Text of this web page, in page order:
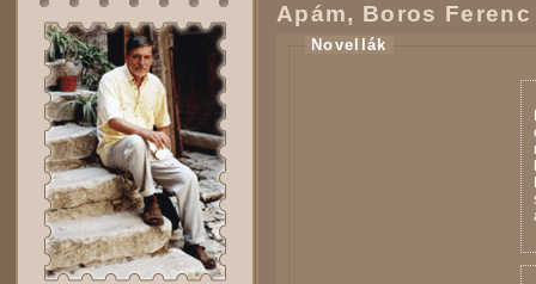
Apám, Boros Ferenc
Novellák